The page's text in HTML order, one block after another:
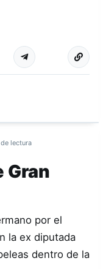
Más
lectura
Gran
por el
la ex diputada
dentro de la